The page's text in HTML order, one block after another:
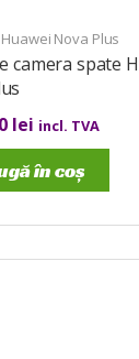
Nova Plus
camera spate
lei incl. TVA
în coș